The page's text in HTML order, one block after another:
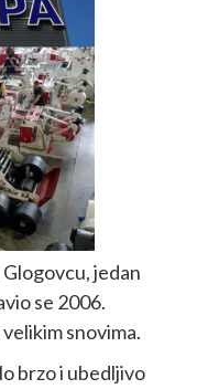
jedan
se 2006.
snovima.
brzo i ubedljivo